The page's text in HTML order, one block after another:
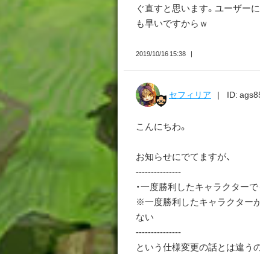
ぐ直すと思います。ユーザー
も早いですからｗ
2019/10/16 15:38
セフィリア ID:
こんにちわ。
お知らせにでてますが、
---------------
・一度勝利したキャラクター
※一度勝利したキャラクター
ない
---------------
という仕様変更の話とは違う